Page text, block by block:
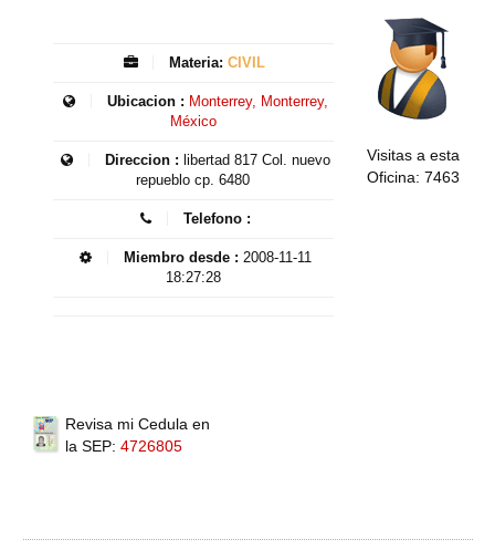
Materia: CIVIL
Ubicacion : Monterrey, Monterrey,
México
Direccion : libertad 817 Col. nuevo
repueblo cp. 6480
Telefono :
Miembro desde : 2008-11-11
18:27:28
Visitas a esta
Oficina: 7463
Revisa mi Cedula en
la SEP: 4726805